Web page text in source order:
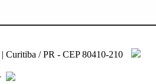
Curitiba / PR - CEP 80410-210